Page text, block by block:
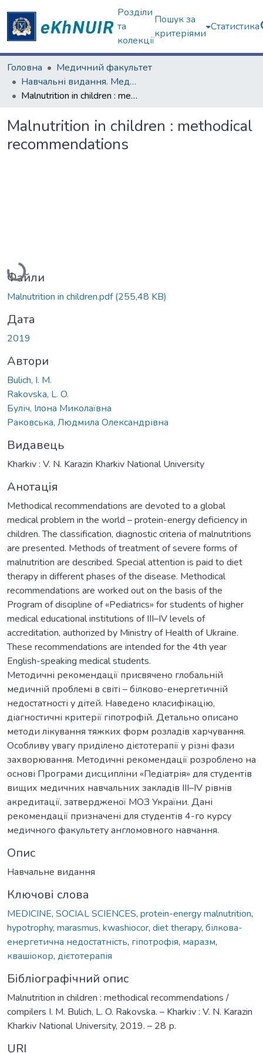
Розділи
та
колекції
Пошук за
критеріями
Статистика
Головна
Медичний факультет
Навчальні видання. Медичний факультет
Malnutrition in children : methodical recommendations
Malnutrition in children : methodical
recommendations
Вантажиться...
Файли
Malnutrition in children.pdf(255,48 KB)
Дата
2019
Автори
Bulich, I. M.
Rakovska, L. O.
Буліч, Ілона Миколаївна
Раковська, Людмила Олександрівна
Видавець
Kharkiv : V. N. Karazin Kharkiv National University
Анотація
Methodical recommendations are devoted to a global
medical problem in the world – protein-energy deficiency in
children. The classification, diagnostic criteria of malnutritions
are presented. Methods of treatment of severe forms of
malnutrition are described. Special attention is paid to diet
therapy in different phases of the disease. Methodical
recommendations are worked out on the basis of the
Program of discipline of «Pediatrics» for students of higher
medical educational institutions of III–IV levels of
accreditation, authorized by Ministry of Health of Ukraine.
These recommendations are intended for the 4th year
English-speaking medical students.
Методичні рекомендації присвячено глобальній
медичній проблемі в світі – білково-енергетичній
недостатності у дітей. Наведено класифікацію,
діагностичні критерії гіпотрофій. Детально описано
методи лікування тяжких форм розладів харчування.
Особливу увагу приділено дієтотерапії у різні фази
захворювання. Методичні рекомендації розроблено на
основі Програми дисципліни «Педіатрія» для студентів
вищих медичних навчальних закладів III–IV рівнів
акредитації, затвердженої МОЗ України. Дані
рекомендації призначені для студентів 4-го курсу
медичного факультету англомовного навчання.
Опис
Навчальне видання
Ключові слова
MEDICINE, SOCIAL SCIENCES, protein-energy malnutrition,
hypotrophy, marasmus, kwashiocor, diet therapy, білкова-
енергетична недостатність, гіпотрофія, маразм,
квашіокор, дієтотерапія
Бібліографічний опис
Malnutrition in children : methodical recommendations /
compilers I. M. Bulich, L. O. Rakovska. – Kharkiv : V. N. Karazin
Kharkiv National University, 2019. – 28 р.
URI